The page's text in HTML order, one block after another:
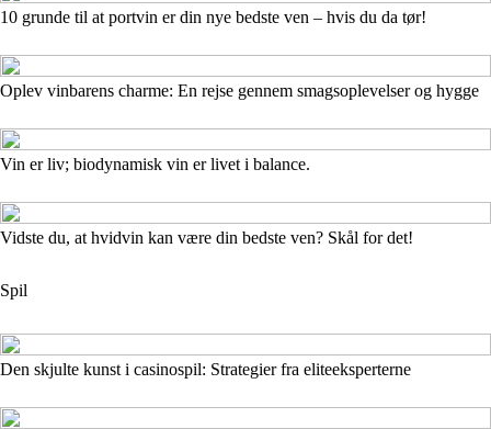
10 grunde til at portvin er din nye bedste ven – hvis du da tør!
Oplev vinbarens charme: En rejse gennem smagsoplevelser og hygge
Vin er liv; biodynamisk vin er livet i balance.
Vidste du, at hvidvin kan være din bedste ven? Skål for det!
Spil
Den skjulte kunst i casinospil: Strategier fra eliteeksperterne